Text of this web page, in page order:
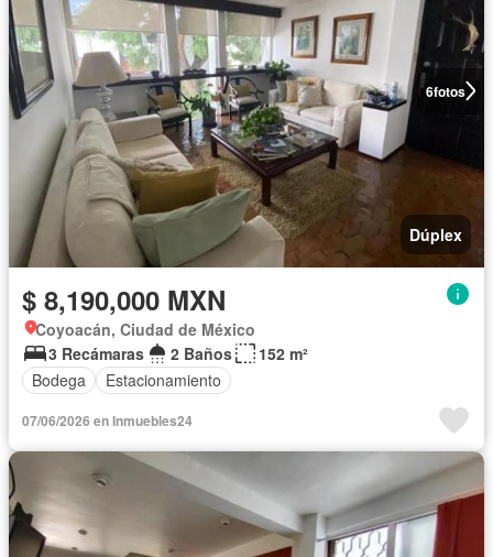
6fotos
Dúplex
$ 8,190,000 MXN
Coyoacán, Ciudad de México
3 Recámaras
2 Baños
152 m²
Bodega
Estacionamiento
07/06/2026 en Inmuebles24